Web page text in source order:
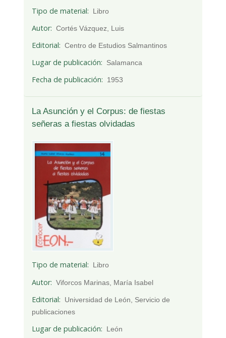
Tipo de material Libro
Autor Cortés Vázquez, Luis
Editorial Centro de Estudios Salmantinos
Lugar de publicación Salamanca
Fecha de publicación 1953
La Asunción y el Corpus: de fiestas
señeras a fiestas olvidadas
Tipo de material Libro
Autor Viforcos Marinas, María Isabel
Editorial
Universidad de León, Servicio de
publicaciones
Lugar de publicación León